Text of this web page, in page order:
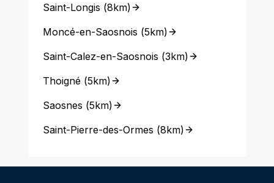
Saint-Longis (8km)
Moncé-en-Saosnois (5km)
Saint-Calez-en-Saosnois (3km)
Thoigné(5km)
Saosnes (5km)
Saint-Pierre-des-Ormes (8km)